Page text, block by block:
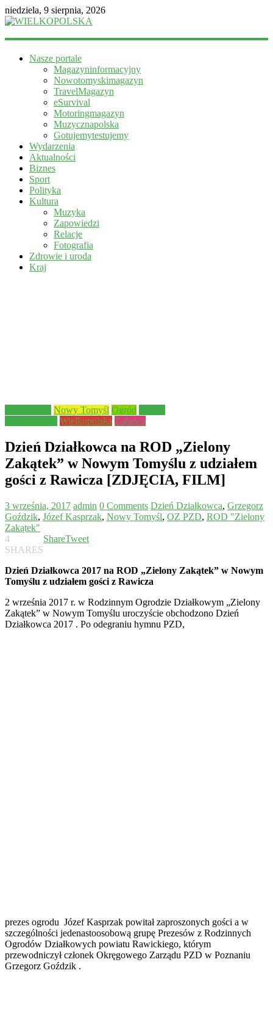
niedziela, 9 sierpnia, 2026
WIELKOPOLSKA
informacyjny
Nasze portale
Magazyninformacyjny
Nowotomyskimagazyn
TravelMagazyn
eSurvival
Motoringmagazyn
Muzycznapolska
Gotujemytestujemy
Wydarzenia
Aktualności
Biznes
Sport
Polityka
Kultura
Muzyka
Zapowiedzi
Relacje
Fotografia
Zdrowie i uroda
Kraj
Nowy Tomyśl Ogród
Wielkopolska Zabawa
Dzień Działkowca na ROD „Zielony
Zakątek” w Nowym Tomyślu z udziałem
gości z Rawicza [ZDJĘCIA, FILM]
3 września, 2017 admin 0 Comments Dzień Działkowca, Grzegorz
Goździk, Józef Kasprzak, Nowy Tomyśl, OZ PZD, ROD "Zielony
Zakątek"
4
SHARES
ShareTweet
Dzień Działkowca 2017 na ROD „Zielony Zakątek” w Nowym
Tomyślu z udziałem gości z Rawicza
2 września 2017 r. w Rodzinnym Ogrodzie Działkowym „Zielony
Zakątek” w Nowym Tomyślu uroczyście obchodzono Dzień
Działkowca 2017 . Po odegraniu hymnu PZD,
prezes ogrodu Józef Kasprzak powitał zaproszonych gości a w
szczególności jedenastoosobową grupę Prezesów z Rodzinnych
Ogrodów Działkowych powiatu Rawickiego, którym
przewodniczył członek Okręgowego Zarządu PZD w Poznaniu
Grzegorz Goździk .